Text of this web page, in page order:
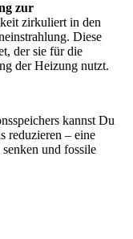
zur
zirkuliert in den
Diese
der sie für die
der Heizung nutzt.
kannst Du
reduzieren – eine
und fossile